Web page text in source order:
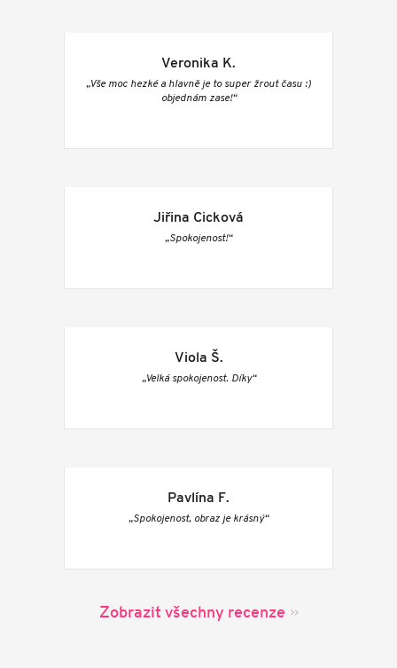
Veronika K.
„Vše moc hezké a hlavně je to super žrout času :)
objednám zase!“
Jiřina Cicková
„Spokojenost!“
Viola Š.
„Velká spokojenost. Díky“
Pavlína F.
„Spokojenost, obraz je krásný“
Zobrazit všechny recenze